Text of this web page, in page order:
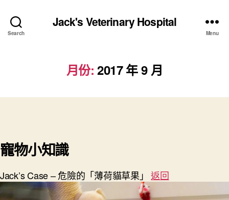
Search
Jack's Veterinary Hospital
Menu
月份: 2017 年 9 月
寵物小知識
Jack’s Case – 危險的「薄荷貓草果」返回